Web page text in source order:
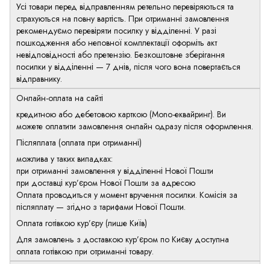
Усі товари перед відправленням ретельно перевіряються та
страхуються на повну вартість. При отриманні замовлення
рекомендуємо перевіряти посилку у відділенні. У разі
пошкодження або неповної комплектації оформіть акт
невідповідності або претензію. Безкоштовне зберігання
посилки у відділенні — 7 днів, після чого вона повертається
відправнику.
Онлайн-оплата на сайті
кредитною або дебетовою карткою (Mono-еквайринг). Ви
можете оплатити замовлення онлайн одразу після оформлення.
Післяплата (оплата при отриманні)
можлива у таких випадках:
при отриманні замовлення у відділенні Нової Пошти
при доставці кур’єром Нової Пошти за адресою
Оплата проводиться у момент вручення посилки. Комісія за
післяплату — згідно з тарифами Нової Пошти.
Оплата готівкою кур’єру (лише Київ)
Для замовлень з доставкою кур’єром по Києву доступна
оплата готівкою при отриманні товару.